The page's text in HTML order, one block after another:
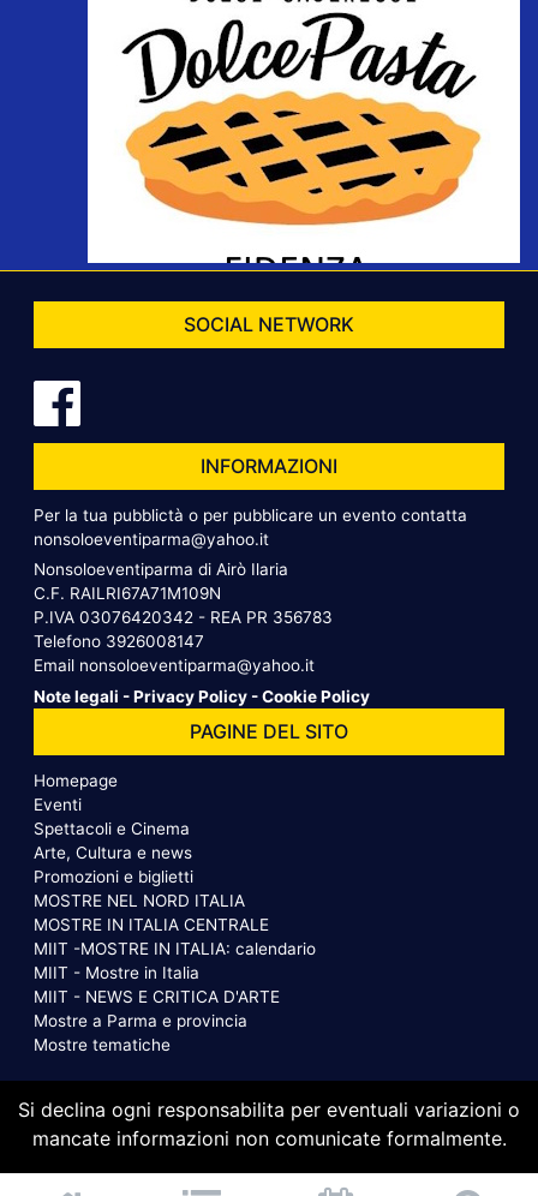
SOCIAL NETWORK
INFORMAZIONI
Per la tua pubblictà o per pubblicare un evento contatta
nonsoloeventiparma@yahoo.it
Nonsoloeventiparma di Airò Ilaria
C.F. RAILRI67A71M109N
P.IVA 03076420342 - REA PR 356783
Telefono 3926008147
Email nonsoloeventiparma@yahoo.it
Note legali -Privacy Policy -Cookie Policy
PAGINE DEL SITO
Homepage
Eventi
Spettacoli e Cinema
Arte, Cultura e news
Promozioni e biglietti
MOSTRE NEL NORD ITALIA
MOSTRE IN ITALIA CENTRALE
MIIT -MOSTRE IN ITALIA: calendario
MIIT - Mostre in Italia
MIIT - NEWS E CRITICA D'ARTE
Mostre a Parma e provincia
Mostre tematiche
Si declina ogni responsabilita per eventuali variazioni o
mancate informazioni non comunicate formalmente.